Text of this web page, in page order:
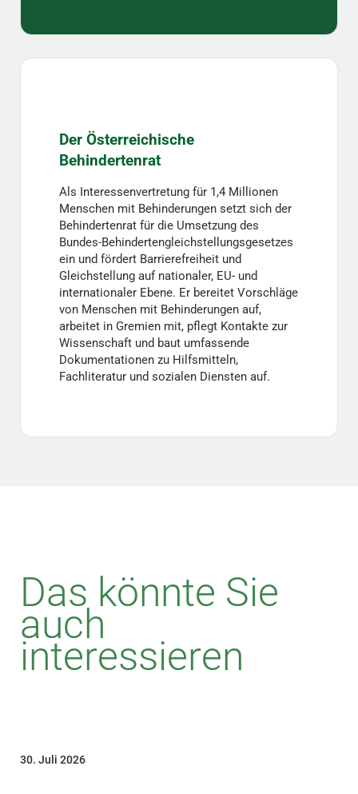
Der Österreichische
Behindertenrat
Als Interessenvertretung für 1,4 Millionen
Menschen mit Behinderungen setzt sich der
Behindertenrat für die Umsetzung des
Bundes-Behindertengleichstellungsgesetzes
ein und fördert Barrierefreiheit und
Gleichstellung auf nationaler, EU- und
internationaler Ebene. Er bereitet Vorschläge
von Menschen mit Behinderungen auf,
arbeitet in Gremien mit, pflegt Kontakte zur
Wissenschaft und baut umfassende
Dokumentationen zu Hilfsmitteln,
Fachliteratur und sozialen Diensten auf.
Das könnte Sie
auch
interessieren
30. Juli 2026